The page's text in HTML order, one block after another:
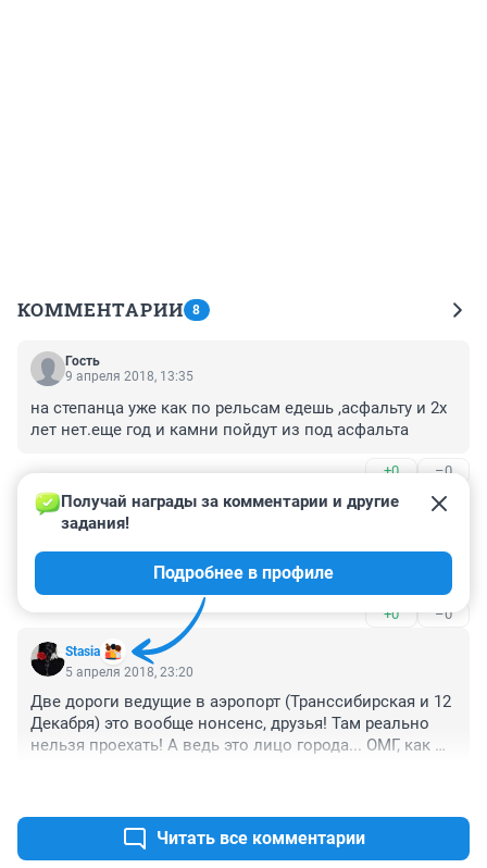
КОММЕНТАРИИ 8
Гость
9 апреля 2018, 13:35
на степанца уже как по рельсам едешь ,асфальту и 2х
лет нет.еще год и камни пойдут из под асфальта
+0 –0
Гость
6 апреля 2018, 12:57
Пусть Космический проспект проверят, ямы уже
имеются, вода по краям не уходит никуда.
+0 –0
Stasia
Получай награды за комментарии и другие
задания!
Подробнее в профиле
5 апреля 2018, 23:20
Две дороги ведущие в аэропорт (Транссибирская и 12
Декабря) это вообще нонсенс, друзья! Там реально
нельзя проехать! А ведь это лицо города... ОМГ, как же
Читать все комментарии